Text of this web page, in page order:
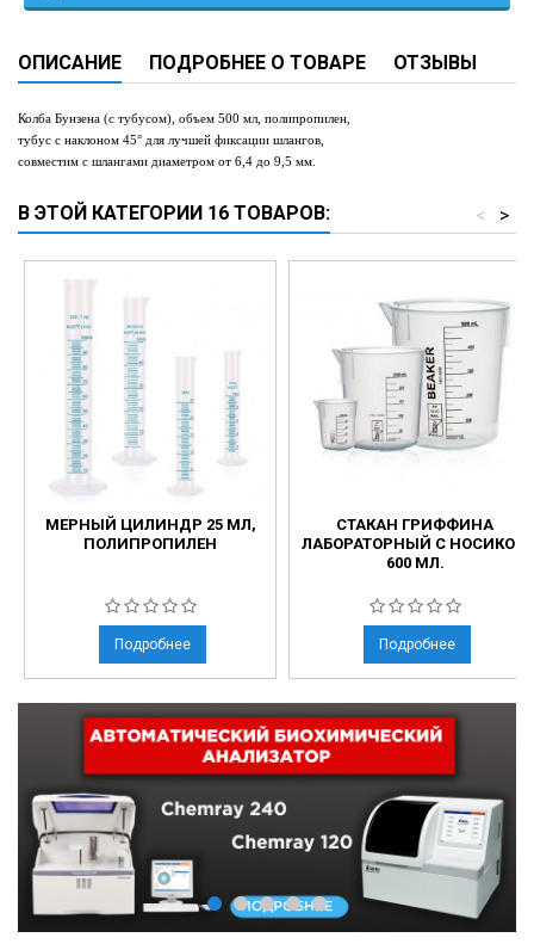
ОПИСАНИЕ ПОДРОБНЕЕ О ТОВАРЕ ОТЗЫВЫ
Колба Бунзена (с тубусом), объем 500 мл полипропилен,
тубус с наклоном 45° для лучшей фиксации шлангов,
совместим с шлангами диаметром от 6,4 до 9,5 мм.
В ЭТОЙ КАТЕГОРИИ 16 ТОВАРОВ: >
<
МЕРНЫЙ ЦИЛИНДР 25 МЛ,
ПОЛИПРОПИЛЕН
Подробнее
СТАКАН ГРИФФИНА
ЛАБОРАТОРНЫЙ С НОСИКОМ
600 МЛ.
Подробнее